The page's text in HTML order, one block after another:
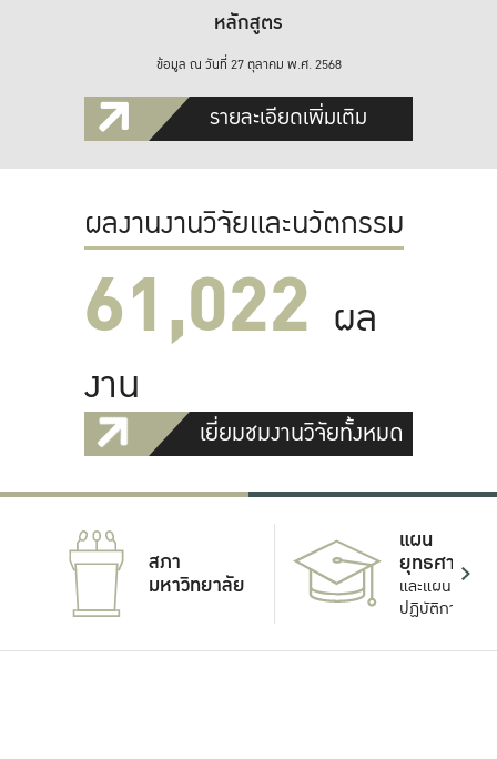
หลักสูตร
ข้อมูล ณ วันที่ 27 ตุลาคม พ.ศ. 2568
รายละเอียดเพิ่มเติม
ผลงานงานวิจัยและนวัตกรรม
61,022 ผล
งาน
เยี่ยมชมงานวิจัยทั้งหมด
สภา
มหาวิทยาลัย
แผน
ยุทธศาสตร์
และแผน
ปฏิบัติการ